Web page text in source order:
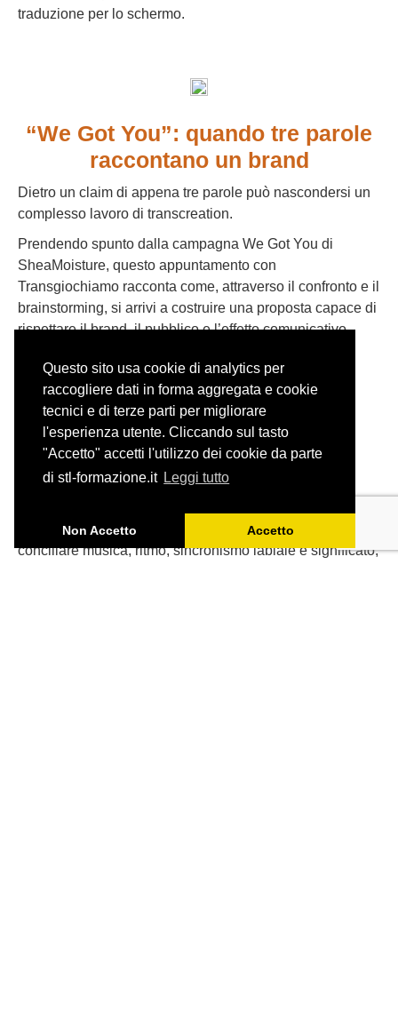
Questo sito usa cookie di analytics per
raccogliere dati in forma aggregata e cookie
tecnici e di terze parti per migliorare
l'esperienza utente. Cliccando sul tasto
"Accetto" accetti l'utilizzo dei cookie da parte
di stl-formazione.it Leggi tutto
Non Accetto Accetto
traduzione per lo schermo.
“We Got You”: quando tre parole
raccontano un brand
Dietro un claim di appena tre parole può nascondersi un
complesso lavoro di transcreation.
Prendendo spunto dalla campagna We Got You di
SheaMoisture, questo appuntamento con
Transgiochiamo racconta come, attraverso il confronto e il
brainstorming, si arrivi a costruire una proposta capace di
rispettare il brand, il pubblico e l’effetto comunicativo
Adattare una canzone: il caso
Tradurre una canzone per il doppiaggio significa
conciliare musica, ritmo, sincronismo labiale e significato,